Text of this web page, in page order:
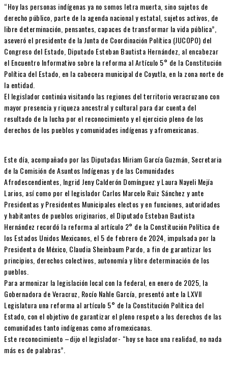
“Hoy las personas indígenas ya no somos letra muerta, sino sujetos de
derecho público, parte de la agenda nacional y estatal, sujetos activos, de
libre determinación, pensantes, capaces de transformar la vida pública”,
aseveró el presidente de la Junta de Coordinación Política (JUCOPO) del
Congreso del Estado, Diputado Esteban Bautista Hernández, al encabezar
el Encuentro Informativo sobre la reforma al Artículo 5° de la Constitución
Política del Estado, en la cabecera municipal de Coyutla, en la zona norte de
la entidad.
El legislador continúa visitando las regiones del territorio veracruzano con
mayor presencia y riqueza ancestral y cultural para dar cuenta del
resultado de la lucha por el reconocimiento y el ejercicio pleno de los
derechos de los pueblos y comunidades indígenas y afromexicanas.
Este día, acompañado por las Diputadas Miriam García Guzmán, Secretaria
de la Comisión de Asuntos Indígenas y de las Comunidades
Afrodescendientes, Ingrid Jeny Calderón Domínguez y Laura Nayeli Mejía
Larios, así como por el legislador Carlos Marcelo Ruiz Sánchez y ante
Presidentas y Presidentes Municipales electos y en funciones, autoridades
y habitantes de pueblos originarios, el Diputado Esteban Bautista
Hernández recordó la reforma al artículo 2° de la Constitución Política de
los Estados Unidos Mexicanos, el 5 de febrero de 2024, impulsada por la
Presidenta de México, Claudia Sheinbaum Pardo, a fin de garantizar los
principios, derechos colectivos, autonomía y libre determinación de los
pueblos.
Para armonizar la legislación local con la federal, en enero de 2025, la
Gobernadora de Veracruz, Rocío Nahle García, presentó ante la LXVII
Legislatura una reforma al artículo 5° de la Constitución Política del
Estado, con el objetivo de garantizar el pleno respeto a los derechos de las
comunidades tanto indígenas como afromexicanas.
Este reconocimiento –dijo el legislador- “hoy se hace una realidad, no nada
más es de palabras”.